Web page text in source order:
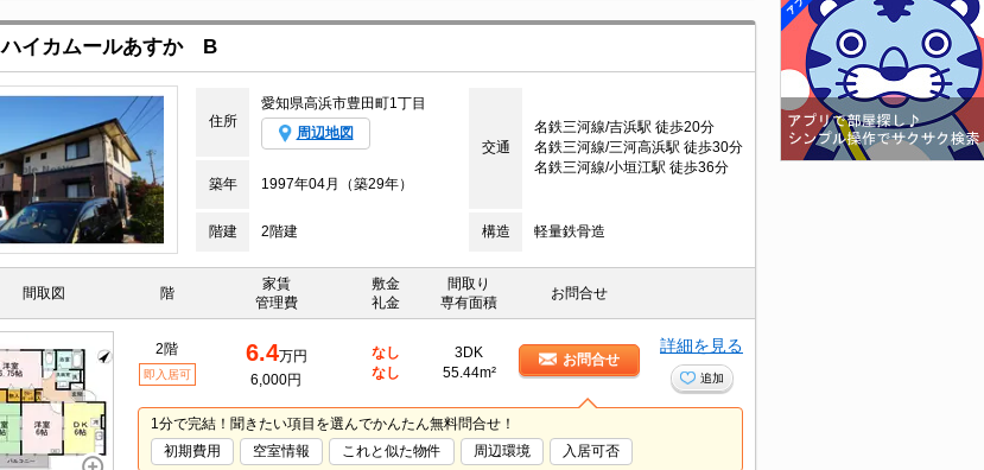
ハイカムールあすか B
住所
愛知県高浜市豊田町1丁目
周辺地図
交通
名鉄三河線/吉浜駅 徒歩20分
名鉄三河線/三河高浜駅 徒歩30分
名鉄三河線/小垣江駅 徒歩36分
築年
1997年04月（築29年）
階建 2階建 構造 軽量鉄骨造
間取図 階
家賃
管理費
敷金
礼金
間取り
専有面積
お問合せ
2階
即入居可
6.4万円
6,000円
なし
なし
3DK
55.44m²
お問合せ
詳細を見る
追加
1分で完結！聞きたい項目を選んでかんたん無料問合せ！
初期費用
空室情報 これと似た物件 周辺環境 入居可否